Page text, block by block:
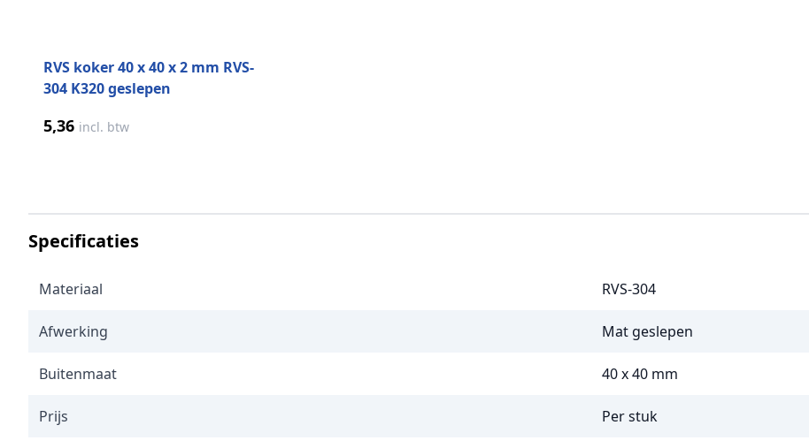
RVS koker 40 x 40 x 2 mm RVS-
304 K320 geslepen
5,36 incl. btw
Specificaties
Materiaal RVS-304
Afwerking Mat geslepen
Buitenmaat 40 x 40 mm
Prijs Per stuk